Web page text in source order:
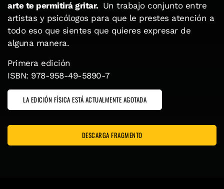
arte te permitirá gritar. Un trabajo conjunto entre
artistas y psicólogos para que le prestes atención a
todo eso que sientes que quieres expresar de
alguna manera.
Primera edición
ISBN: 978-958-49-5890-7
LA EDICIÓN FÍSICA ESTÁ ACTUALMENTE AGOTADA
DESCARGA FRAGMENTO